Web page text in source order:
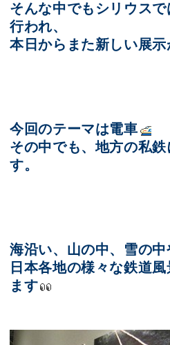
そんな中でもシリウス
行われ、
本日からまた新しい展
今回のテーマは電車
その中でも、地方の私
す。
海沿い、山の中、雪の
日本各地の様々な鉄道
ます